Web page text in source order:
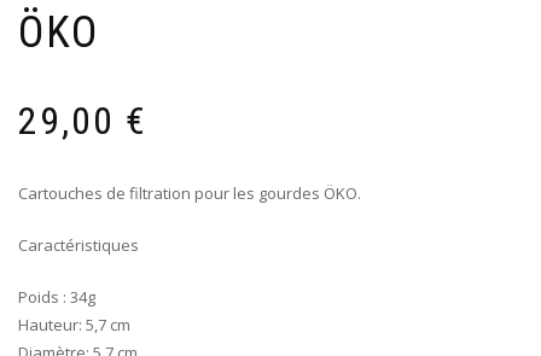
ÖKO
29,00 €
Cartouches de filtration pour les gourdes ÖKO.
Caractéristiques
Poids : 34g
Hauteur: 5,7 cm